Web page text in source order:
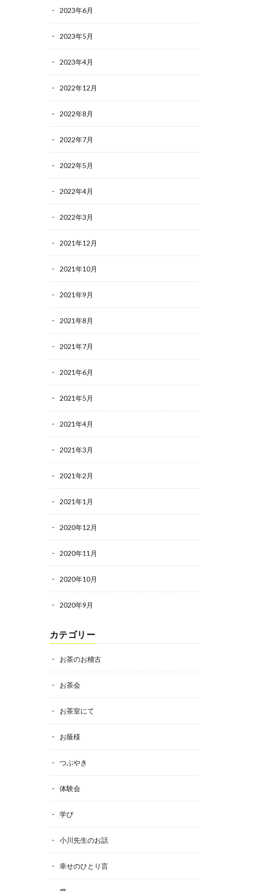
2023年6月
2023年5月
2023年4月
2022年12月
2022年8月
2022年7月
2022年5月
2022年4月
2022年3月
2021年12月
2021年10月
2021年9月
2021年8月
2021年7月
2021年6月
2021年5月
2021年4月
2021年3月
2021年2月
2021年1月
2020年12月
2020年11月
2020年10月
2020年9月
カテゴリー
お茶のお稽古
お茶会
お茶室にて
お蔭様
つぶやき
体験会
学び
小川先生のお話
幸せのひとり言